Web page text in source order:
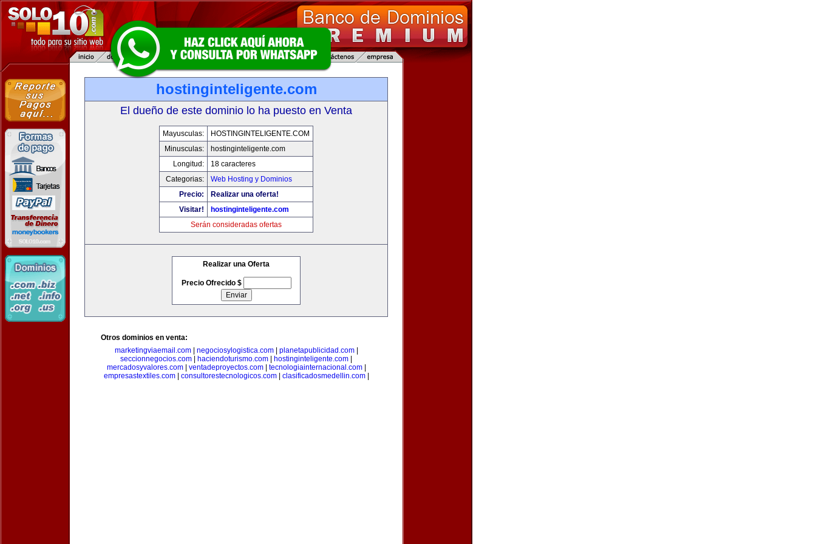
hostinginteligente.com
El dueño de este dominio lo ha puesto en Venta
Mayusculas:
HOSTINGINTELIGENTE.COM
Minusculas:
hostinginteligente.com
Longitud:
18 caracteres
Categorias:
Web Hosting y Dominios
Precio:
Realizar una oferta!
Visitar!
hostinginteligente.com
Serán consideradas ofertas
Realizar una Oferta
Precio Ofrecido $
Otros dominios en venta:
marketingviaemail.com| negociosylogistica.com| planetapublicidad.com|
seccionnegocios.com
haciendoturismo.com hostinginteligente.com
mercadosyvalores.com| ventadeproyectos.com| tecnologiainternacional.com|
empresastextiles.com| consultorestecnologicos.com| clasificadosmedellin.com|